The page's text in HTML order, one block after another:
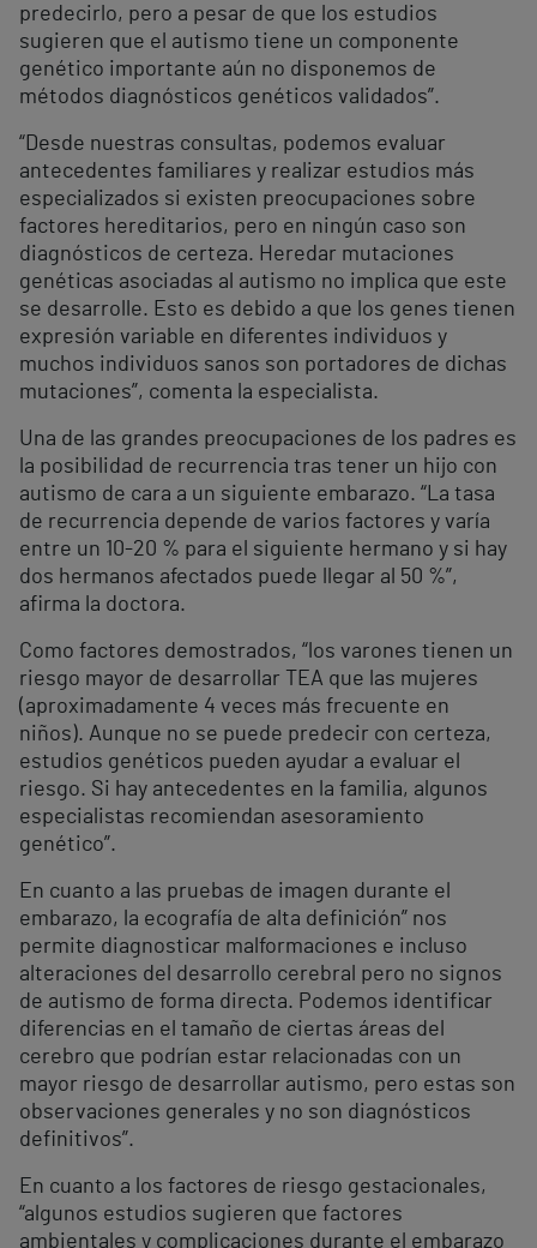
predecirlo, pero a pesar de que los estudios
sugieren que el autismo tiene un componente
genético importante aún no disponemos de
métodos diagnósticos genéticos validados”.
“Desde nuestras consultas, podemos evaluar
antecedentes familiares y realizar estudios más
especializados si existen preocupaciones sobre
factores hereditarios, pero en ningún caso son
diagnósticos de certeza. Heredar mutaciones
genéticas asociadas al autismo no implica que este
se desarrolle. Esto es debido a que los genes tienen
expresión variable en diferentes individuos y
muchos individuos sanos son portadores de dichas
mutaciones”, comenta la especialista.
Una de las grandes preocupaciones de los padres es
la posibilidad de recurrencia tras tener un hijo con
autismo de cara a un siguiente embarazo. “La tasa
de recurrencia depende de varios factores y varía
entre un 10-20 % para el siguiente hermano y si hay
dos hermanos afectados puede llegar al 50 %”,
afirma la doctora.
Como factores demostrados, “los varones tienen un
riesgo mayor de desarrollar TEA que las mujeres
(aproximadamente 4 veces más frecuente en
niños). Aunque no se puede predecir con certeza,
estudios genéticos pueden ayudar a evaluar el
riesgo. Si hay antecedentes en la familia, algunos
especialistas recomiendan asesoramiento
genético”.
En cuanto a las pruebas de imagen durante el
embarazo, la ecografía de alta definición” nos
permite diagnosticar malformaciones e incluso
alteraciones del desarrollo cerebral pero no signos
de autismo de forma directa. Podemos identificar
diferencias en el tamaño de ciertas áreas del
cerebro que podrían estar relacionadas con un
mayor riesgo de desarrollar autismo, pero estas son
observaciones generales y no son diagnósticos
definitivos”.
En cuanto a los factores de riesgo gestacionales,
“algunos estudios sugieren que factores
ambientales y complicaciones durante el embarazo